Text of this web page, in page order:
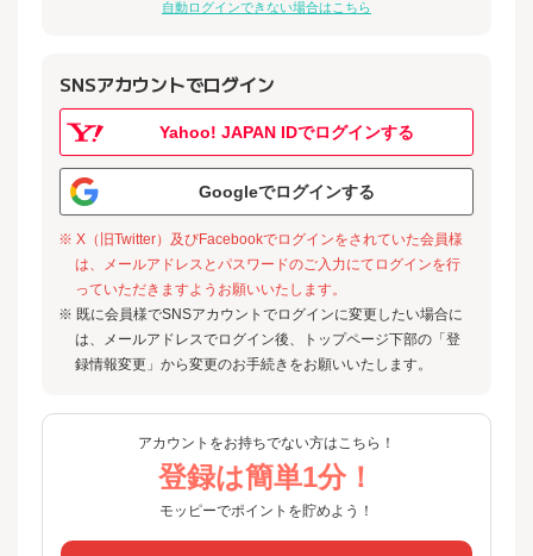
自動ログインできない場合はこちら
SNSアカウントでログイン
Yahoo! JAPAN IDでログインする
Googleでログインする
※ X（旧Twitter）及びFacebookでログインをされていた会員様
は、メールアドレスとパスワードのご入力にてログインを行
っていただきますようお願いいたします。
※ 既に会員様でSNSアカウントでログインに変更したい場合に
は、メールアドレスでログイン後、トップページ下部の「登
録情報変更」から変更のお手続きをお願いいたします。
アカウントをお持ちでない方はこちら！
登録は簡単1分！
モッピーでポイントを貯めよう！